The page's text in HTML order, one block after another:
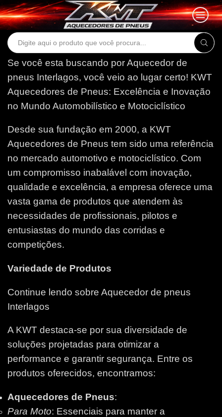
Search
Se você esta buscando por Aquecedor de
pneus Interlagos, você veio ao lugar certo! KWT
Aquecedores de Pneus: Excelência e Inovação
no Mundo Automobilístico e Motociclístico
Desde sua fundação em 2000, a KWT
Aquecedores de Pneus tem sido uma referência
no mercado automotivo e motociclístico. Com
um compromisso inabalável com inovação,
qualidade e excelência, a empresa oferece uma
vasta gama de produtos que atendem às
necessidades de profissionais, pilotos e
entusiastas do mundo das corridas e
competições.
Variedade de Produtos
Continue lendo sobre Aquecedor de pneus
Interlagos
A KWT destaca-se por sua diversidade de
soluções projetadas para otimizar a
performance e garantir segurança. Entre os
produtos oferecidos, encontramos:
Aquecedores de Pneus:
Para Moto: Essenciais para manter a